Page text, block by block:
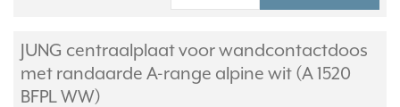
JUNG centraalplaat voor wandcontactdoos
met randaarde A-range alpine wit (A 1520
BFPL WW)